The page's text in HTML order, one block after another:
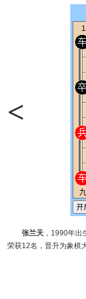
张兰天 ，1990年
荣获12名，晋升为象棋
<